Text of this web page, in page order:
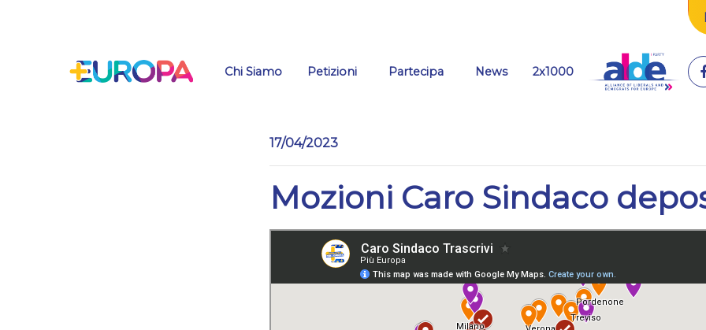
Chi Siamo Petizioni Partecipa News(current)
2x1000
17/04/2023
Mozioni Caro Sindaco